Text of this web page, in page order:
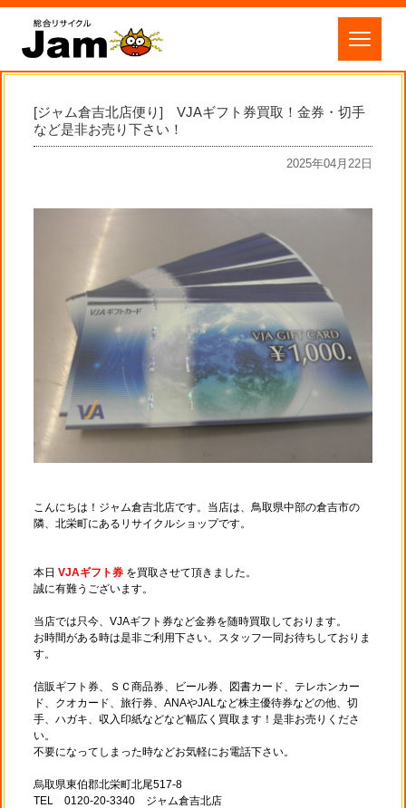
[ジャム倉吉北店便り] VJAギフト券買取！金券・切手
など是非お売り下さい！
2025年04月22日
こんにちは！ジャム倉吉北店です。当店は、鳥取県中部の倉吉市の
隣、北栄町にあるリサイクルショップです。
本日 VJAギフト券 を買取させて頂きました。
誠に有難うございます。
当店では只今、VJAギフト券など金券を随時買取しております。
お時間がある時は是非ご利用下さい。スタッフ一同お待ちしておりま
す。
信販ギフト券、ＳＣ商品券、ビール券、図書カード、テレホンカー
ド、クオカード、旅行券、ANAやJALなど株主優待券などの他、切
手、ハガキ、収入印紙などなど幅広く買取ます！是非お売りくださ
い。
不要になってしまった時などお気軽にお電話下さい。
烏取県東伯郡北栄町北尾517-8
TEL 0120-20-3340 ジャム倉吉北店